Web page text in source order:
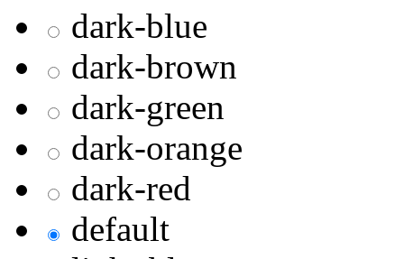
dark-blue
dark-brown
dark-green
dark-orange
dark-red
default